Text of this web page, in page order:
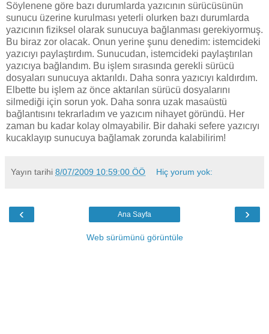
Söylenene göre bazı durumlarda yazıcının sürücüsünün
sunucu üzerine kurulması yeterli olurken bazı durumlarda
yazıcının fiziksel olarak sunucuya bağlanması gerekiyormuş.
Bu biraz zor olacak. Onun yerine şunu denedim: istemcideki
yazıcıyı paylaştırdım. Sunucudan, istemcideki paylaştırılan
yazıcıya bağlandım. Bu işlem sırasında gerekli sürücü
dosyaları sunucuya aktarıldı. Daha sonra yazıcıyı kaldırdım.
Elbette bu işlem az önce aktarılan sürücü dosyalarını
silmediği için sorun yok. Daha sonra uzak masaüstü
bağlantısını tekrarladım ve yazıcım nihayet göründü. Her
zaman bu kadar kolay olmayabilir. Bir dahaki sefere yazıcıyı
kucaklayıp sunucuya bağlamak zorunda kalabilirim!
Yayın tarihi 8/07/2009 10:59:00 ÖÖ Hiç yorum yok:
‹ ›
Ana Sayfa
Web sürümünü görüntüle